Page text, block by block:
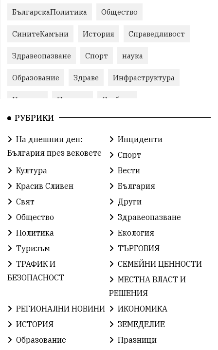
БългарскаПолитика Общество
СинитеКамъни История Справедливост
Здравеопазване Спорт наука
Образование Здраве Инфраструктура
Пеевски Протест Свобода
ИвелинМихайлов
Празник ГражданскоОбщество
РадостинВасилев ЛекаАтлетика
ХристоИлиев БългарскоЗемеделие
БългарскиСпорт
ОбщественИнтерес земеделие
ИсторияНаБългария Иновации САЩ
БългарскаГордост Археология Твърдица
Легенда Право
ОтровнатаЯбълка ЦветомирПетков
РУБРИКИ
На днешния ден:
България през вековете
Инциденти
Спорт
Култура
Вести
Красив Сливен
България
Свят
Други
Общество
Здравеопазване
Политика
Екология
Туризъм
ТЪРГОВИЯ
ТРАФИК И
БЕЗОПАСНОСТ
СЕМЕЙНИ ЦЕННОСТИ
МЕСТНА ВЛАСТ И
РЕШЕНИЯ
РЕГИОНАЛНИ НОВИНИ
ИКОНОМИКА
ИСТОРИЯ
ЗЕМЕДЕЛИЕ
Образование
Празници